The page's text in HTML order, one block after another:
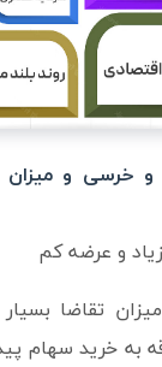
و عرضه کم
تقاضا
به خرید سهام